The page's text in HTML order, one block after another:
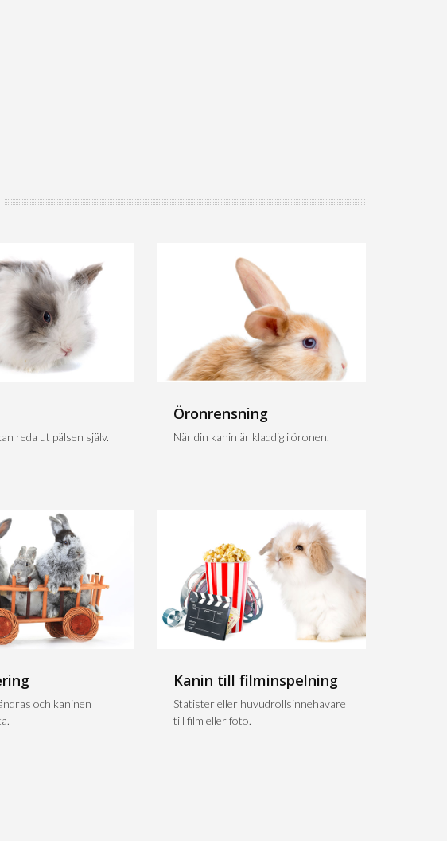
reda ut pälsen själv.
Öronrensning
När din kanin är kladdig i öronen.
och kaninen
Kanin till filminspelning
Statister eller huvudrollsinnehavare
till film eller foto.